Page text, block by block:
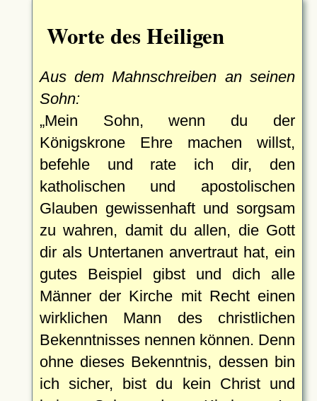
Worte des Heiligen
Aus dem Mahnschreiben an seinen
Sohn:
Mein Sohn, wenn du der
Königskrone Ehre machen willst,
befehle und rate ich dir, den
katholischen und apostolischen
Glauben gewissenhaft und sorgsam
zu wahren, damit du allen, die Gott
dir als Untertanen anvertraut hat, ein
gutes Beispiel gibst und dich alle
Männer der Kirche mit Recht einen
wirklichen Mann des christlichen
Bekenntnisses nennen können. Denn
ohne dieses Bekenntnis, dessen bin
ich sicher, bist du kein Christ und